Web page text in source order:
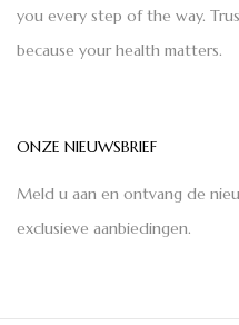
you every step of the way.
because your health matters.
ONZE NIEUWSBRIEF
Meld u aan en ontvang de
exclusieve aanbiedingen.